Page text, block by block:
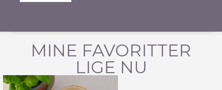
MINE FAVORITTER
LIGE NU